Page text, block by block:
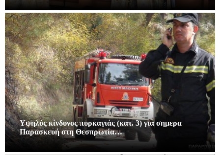
Υψηλός κίνδυνος πυρκαγιάς (κατ. 3) για σημερα
Παρασκευή στη Θεσπρωτία…